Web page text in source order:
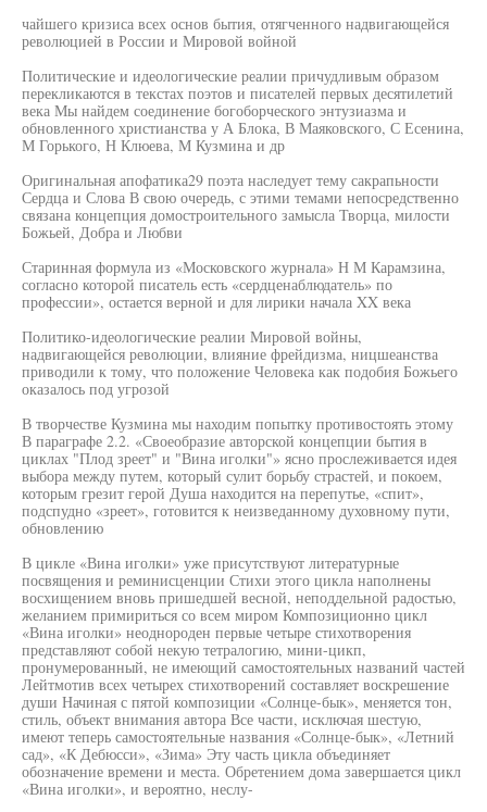
чайшего кризиса всех основ бытия, отягченного надвигающейся
революцией в России и Мировой войной
Политические и идеологические реалии причудливым образом
перекликаются в текстах поэтов и писателей первых десятилетий
века Мы найдем соединение богоборческого энтузиазма и
обновленного христианства у А Блока, В Маяковского, С Есенина,
М Горького, Н Клюева, М Кузмина и др
Оригинальная апофатика29 поэта наследует тему сакрапьности
Сердца и Слова В свою очередь, с этими темами непосредственно
связана концепция домостроительного замысла Творца, милости
Божьей, Добра и Любви
Старинная формула из «Московского журнала» Н М Карамзина,
согласно которой писатель есть «сердценаблюдатель» по
профессии», остается верной и для лирики начала XX века
Политико-идеологические реалии Мировой войны,
надвигающейся революции, влияние фрейдизма, ницшеанства
приводили к тому, что положение Человека как подобия Божьего
оказалось под угрозой
В творчестве Кузмина мы находим попытку противостоять этому
В параграфе 2.2. «Своеобразие авторской концепции бытия в
циклах "Плод зреет" и "Вина иголки"» ясно прослеживается идея
выбора между путем, который сулит борьбу страстей, и покоем,
которым грезит герой Душа находится на перепутье, «спит»,
подспудно «зреет», готовится к неизведанному духовному пути,
обновлению
В цикле «Вина иголки» уже присутствуют литературные
посвящения и реминисценции Стихи этого цикла наполнены
восхищением вновь пришедшей весной, неподдельной радостью,
желанием примириться со всем миром Композиционно цикл
«Вина иголки» неоднороден первые четыре стихотворения
представляют собой некую тетралогию, мини-цикп,
пронумерованный, не имеющий самостоятельных названий частей
Лейтмотив всех четырех стихотворений составляет воскрешение
души Начиная с пятой композиции «Солнце-бык», меняется тон,
стиль, объект внимания автора Все части, исключая шестую,
имеют теперь самостоятельные названия «Солнце-бык», «Летний
сад», «К Дебюсси», «Зима» Эту часть цикла объединяет
обозначение времени и места. Обретением дома завершается цикл
«Вина иголки», и вероятно, неслу-